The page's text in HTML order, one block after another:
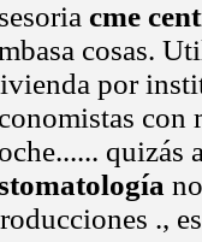
cme
cosas.
por
con
quizás
.,